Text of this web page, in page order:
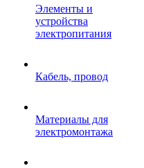
Элементы и
устройства
электропитания
Кабель, провод
Материалы для
электромонтажа